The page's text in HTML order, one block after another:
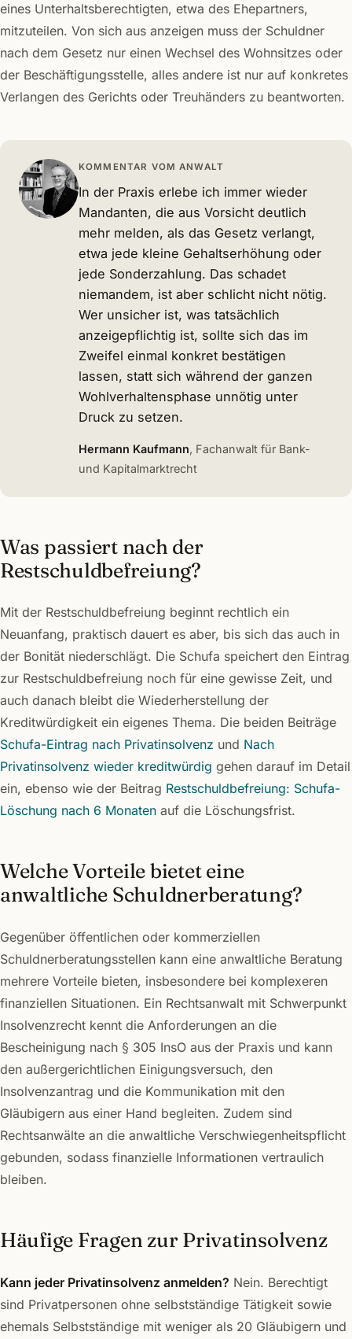
eines Unterhaltsberechtigten, etwa des Ehepartners,
mitzuteilen. Von sich aus anzeigen muss der Schuldner
nach dem Gesetz nur einen Wechsel des Wohnsitzes oder
der Beschäftigungsstelle, alles andere ist nur auf konkretes
Verlangen des Gerichts oder Treuhänders zu beantworten.
KOMMENTAR VOM ANWALT
In der Praxis erlebe ich immer wieder
Mandanten, die aus Vorsicht deutlich
mehr melden, als das Gesetz verlangt,
etwa jede kleine Gehaltserhöhung oder
jede Sonderzahlung. Das schadet
niemandem, ist aber schlicht nicht nötig.
Wer unsicher ist, was tatsächlich
anzeigepflichtig ist, sollte sich das im
Zweifel einmal konkret bestätigen
lassen, statt sich während der ganzen
Wohlverhaltensphase unnötig unter
Druck zu setzen.
Hermann Kaufmann, Fachanwalt für Bank-
und Kapitalmarktrecht
Was passiert nach der
Restschuldbefreiung?
Mit der Restschuldbefreiung beginnt rechtlich ein
Neuanfang, praktisch dauert es aber, bis sich das auch in
der Bonität niederschlägt. Die Schufa speichert den Eintrag
zur Restschuldbefreiung noch für eine gewisse Zeit, und
auch danach bleibt die Wiederherstellung der
Kreditwürdigkeit ein eigenes Thema. Die beiden Beiträge
Schufa-Eintrag nach Privatinsolvenz und Nach
Privatinsolvenz wieder kreditwürdig gehen darauf im Detail
ein, ebenso wie der Beitrag Restschuldbefreiung: Schufa-
Löschung nach 6 Monaten auf die Löschungsfrist.
Welche Vorteile bietet eine
anwaltliche Schuldnerberatung?
Gegenüber öffentlichen oder kommerziellen
Schuldnerberatungsstellen kann eine anwaltliche Beratung
mehrere Vorteile bieten, insbesondere bei komplexeren
finanziellen Situationen. Ein Rechtsanwalt mit Schwerpunkt
Insolvenzrecht kennt die Anforderungen an die
Bescheinigung nach § 305 InsO aus der Praxis und kann
den außergerichtlichen Einigungsversuch, den
Insolvenzantrag und die Kommunikation mit den
Gläubigern aus einer Hand begleiten. Zudem sind
Rechtsanwälte an die anwaltliche Verschwiegenheitspflicht
gebunden, sodass finanzielle Informationen vertraulich
bleiben.
Häufige Fragen zur Privatinsolvenz
Kann jeder Privatinsolvenz anmelden? Nein. Berechtigt
sind Privatpersonen ohne selbstständige Tätigkeit sowie
ehemals Selbstständige mit weniger als 20 Gläubigern und